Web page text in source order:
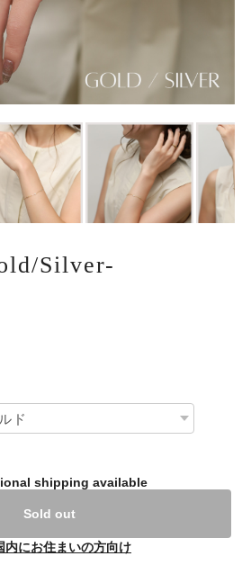
Silver-
shipping available
Sold out
内にお住まいの方向け